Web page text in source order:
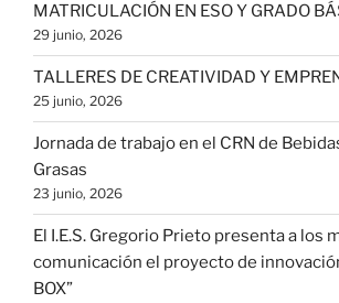
MATRICULACIÓN EN ESO Y GRADO
29 junio, 2026
TALLERES DE CREATIVIDAD Y
25 junio, 2026
Jornada de trabajo en el CRN de
Grasas
23 junio, 2026
El I.E.S. Gregorio Prieto presenta a los
comunicación el proyecto de
BOX”